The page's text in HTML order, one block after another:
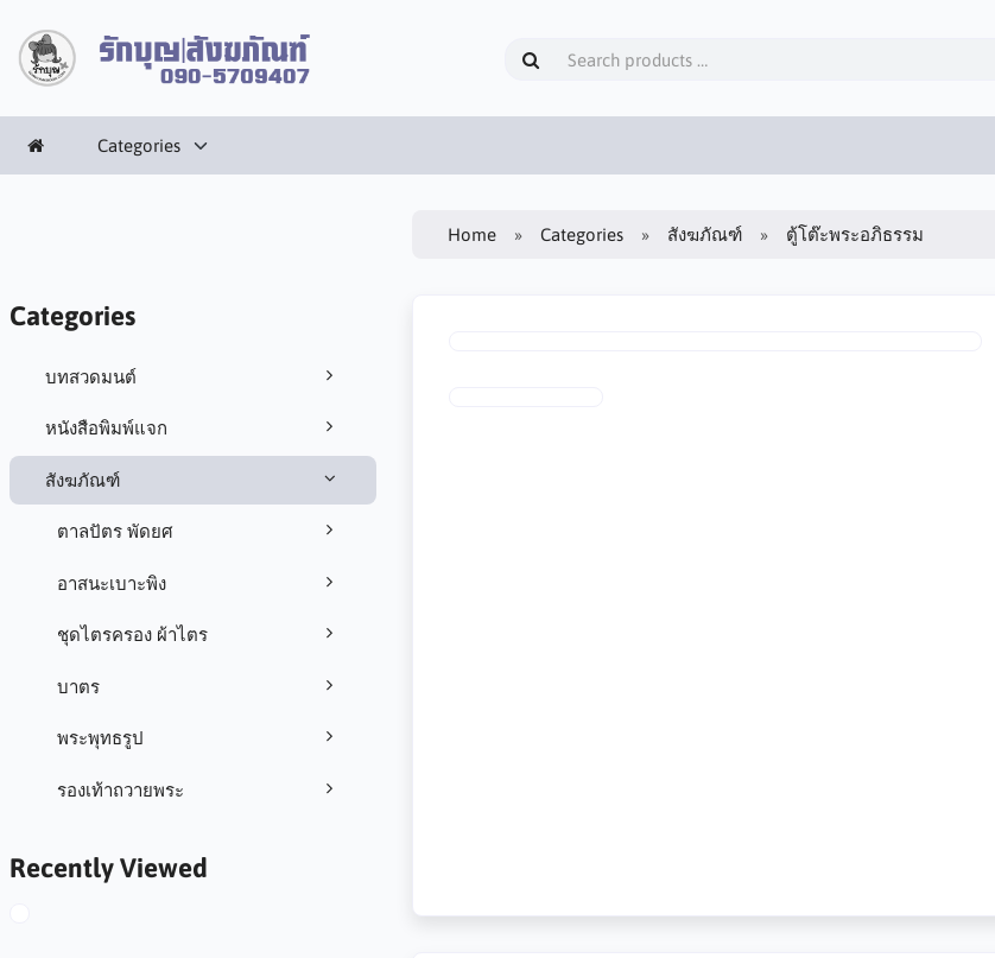
Categories
Categories
บทสวดมนต์
หนังสือพิมพ์แจก
สังฆภัณฑ์
ตาลปัตร พัดยศ
อาสนะเบาะพิง
ชุดไตรครอง ผ้าไตร
บาตร
พระพุทธรูป
รองเท้าถวายพระ
Recently Viewed
Home Categories สังฆภัณฑ์ ตู้โต๊ะพระอภิธรรม